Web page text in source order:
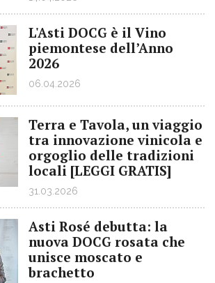
L'Asti DOCG è il Vino
piemontese dell’Anno
2026
06.04.2026
Terra e Tavola, un viaggio
tra innovazione vinicola e
orgoglio delle tradizioni
locali [LEGGI GRATIS]
31.03.2026
Asti Rosé debutta: la
nuova DOCG rosata che
unisce moscato e
brachetto